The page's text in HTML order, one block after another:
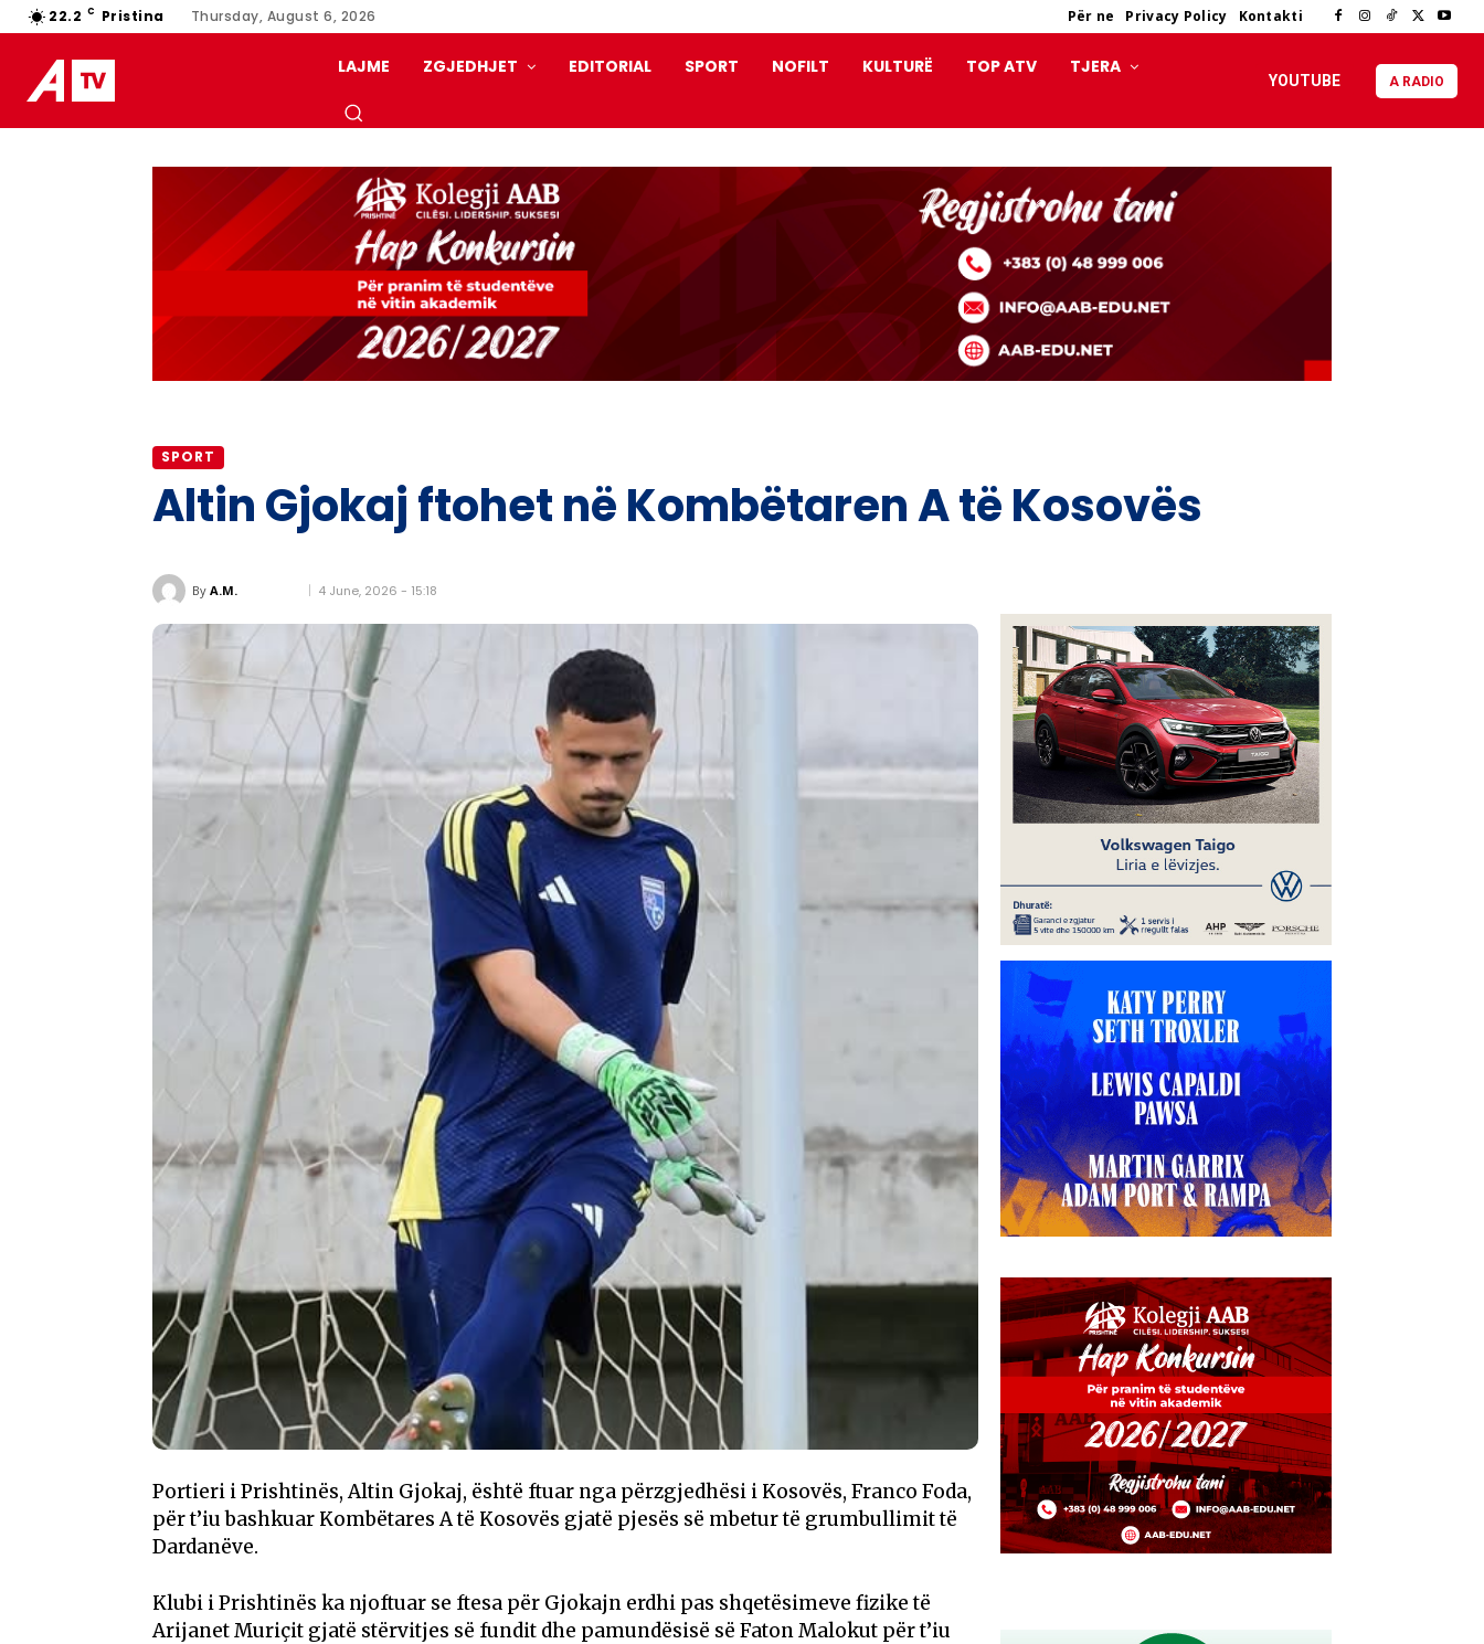
22.2 C Pristina Thursday, August 6, 2026 Për ne Privacy Policy Kontakti
LAJME ZGJEDHJET EDITORIAL SPORT NOFILT KULTURË TOP ATV TJERA
YOUTUBE A RADIO
SPORT
Altin Gjokaj ftohet në Kombëtaren A të Kosovës
By A.M. 4 June, 2026 - 15:18
Portieri i Prishtinës, Altin Gjokaj, është ftuar nga përzgjedhësi i Kosovës, Franco Foda,
për t’iu bashkuar Kombëtares A të Kosovës gjatë pjesës së mbetur të grumbullimit të
Dardanëve.
Klubi i Prishtinës ka njoftuar se ftesa për Gjokajn erdhi pas shqetësimeve fizike të
Arijanet Muriçit gjatë stërvitjes së fundit dhe pamundësisë së Faton Malokut për t’iu